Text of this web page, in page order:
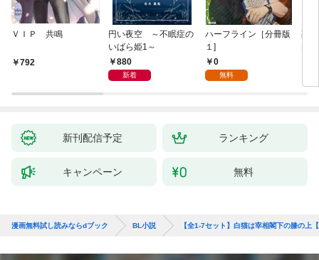
ＶＩＰ 共鳴
792
円い夜空 ～不眠症の
いばら姫1～
880
新着
ハーフライン［分冊版
１]
0
無料
死
は
新刊配信予定 ランキング
キャンペーン 無料
漫画無料試し読みならdブック BL小説 【全1-7セット】白猫は宰相閣下の膝の上